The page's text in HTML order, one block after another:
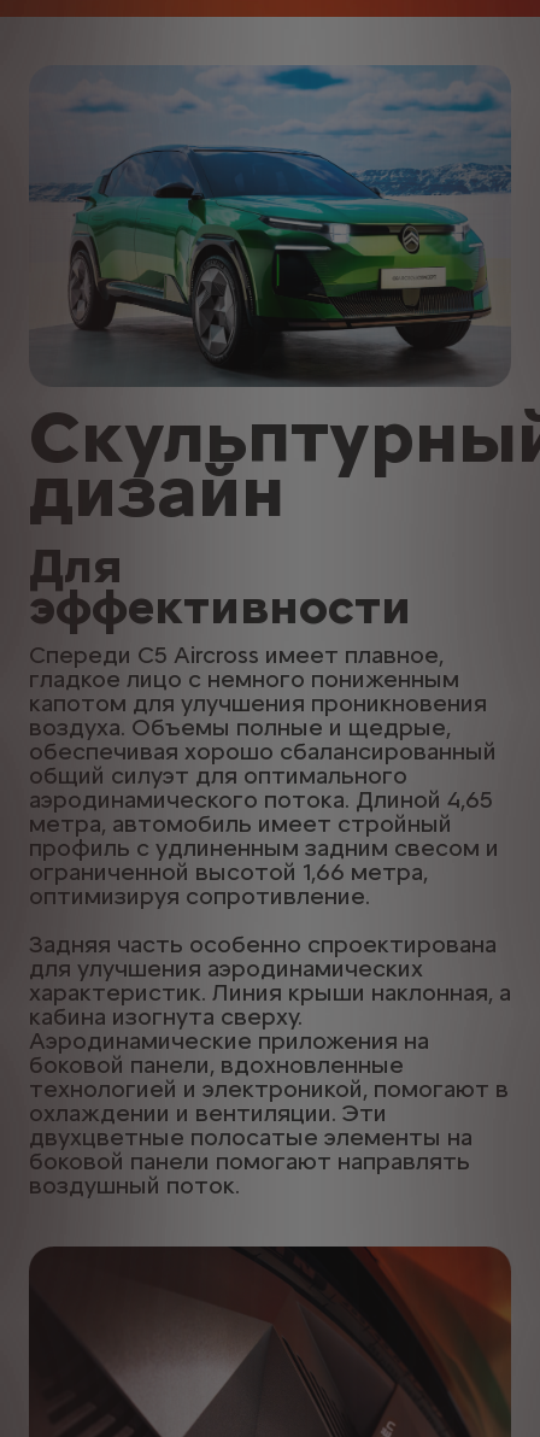
дизайн
Для
эффективности
Спереди C5 Aircross имеет плавное,
гладкое лицо с немного пониженным
капотом для улучшения проникновения
воздуха. Объемы полные и щедрые,
обеспечивая хорошо сбалансированный
общий силуэт для оптимального
аэродинамического потока. Длиной 4,65
метра, автомобиль имеет стройный
профиль с удлиненным задним свесом и
ограниченной высотой 1,66 метра,
оптимизируя сопротивление.
Задняя часть особенно спроектирована
для улучшения аэродинамических
характеристик. Линия крыши наклонная, а
кабина изогнута сверху.
Аэродинамические приложения на
боковой панели, вдохновленные
технологией и электроникой, помогают в
охлаждении и вентиляции. Эти
двухцветные полосатые элементы на
боковой панели помогают направлять
воздушный поток.